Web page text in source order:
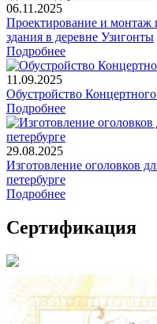
06.11.2025
Проектирование и монтаж
здания в деревне Узигонты
Подробнее
11.09.2025
Обустройство
Подробнее
29.08.2025
Изготовление оголовков
петербурге
Подробнее
Сертификация